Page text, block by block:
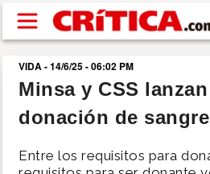
Pasar al contenido principal
buscar
SUCESOS
NACIONAL
VIDA - 14/6/25 - 06:02 PM
Minsa y CSS
donación de sangre
Entre los requisitos para